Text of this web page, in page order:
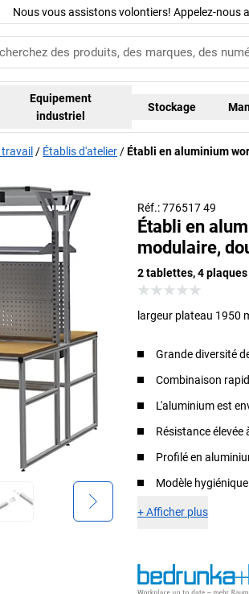
Nous vous assistons volontiers! Appelez-nous
Equipement
industriel
Stockage
Établis d'atelier Établi en aluminium
Réf.: 776517 49
Établi en
modulaire,
2 tablettes, 4
largeur plateau 1950
Grande diversité
Combinaison
L'aluminium est
Résistance élevée
Profilé en
Modèle
+Afficher plus